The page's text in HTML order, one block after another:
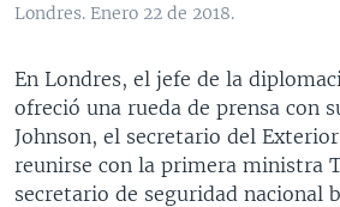
Londres. Enero 22 de 2018.
En Londres, el jefe de la
ofreció una rueda de prensa con
Johnson, el secretario del
reunirse con la primera ministra
secretario de seguridad nacional